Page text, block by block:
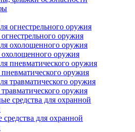
оружия
охолощенного оружия
пневматического оружия
оружия
для охранной